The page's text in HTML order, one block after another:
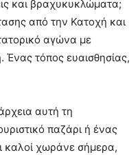
και βραχυκυκλώματα;
από την Κατοχή και
αγώνα με
Ένας τόπος ευαισθησίας,
αυτή τη
παζάρι ή ένας
καλοί χωράνε σήμερα,